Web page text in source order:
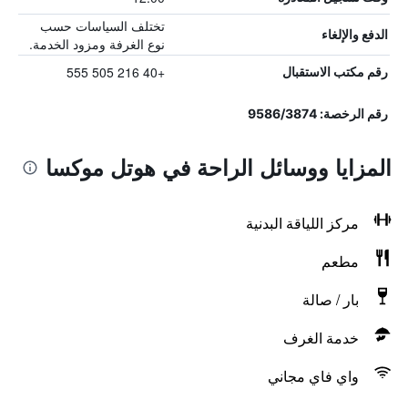
الدفع والإلغاء
تختلف السياسات حسب
نوع الغرفة ومزود الخدمة.
رقم مكتب الاستقبال +40 216 505 555
رقم الرخصة: 9586/3874
المزايا ووسائل الراحة في هوتل موكسا
مركز اللياقة البدنية
مطعم
بار / صالة
خدمة الغرف
واي فاي مجاني